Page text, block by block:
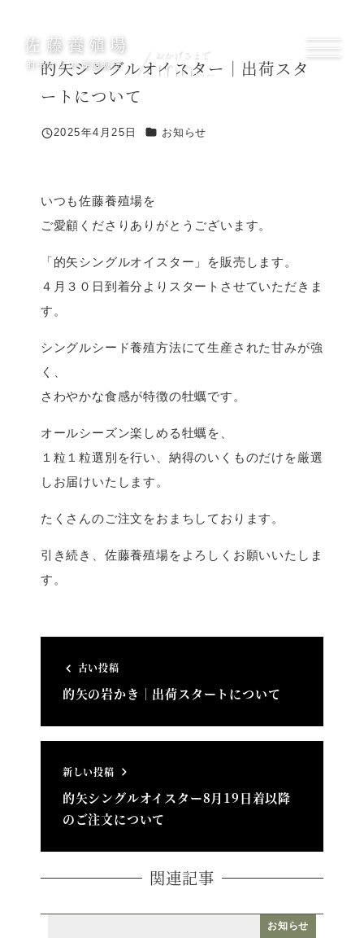
佐藤養殖場
的矢かきの養殖販売
的矢シングルオイスター｜出荷スタ
ートについて
2025年4月25日 カテゴリー
お知らせ
いつも佐藤養殖場を
ご愛顧くださりありがとうございます。
「的矢シングルオイスター」を販売します。
４月３０日到着分よりスタートさせていただきま
す。
シングルシード養殖方法にて生産された甘みが強
く、
さわやかな食感が特徴の牡蠣です。
オールシーズン楽しめる牡蠣を、
１粒１粒選別を行い、納得のいくものだけを厳選
しお届けいたします。
たくさんのご注文をおまちしております。
引き続き、佐藤養殖場をよろしくお願いいたしま
す。
古い投稿
的矢の岩かき｜出荷スタートについて
新しい投稿
的矢シングルオイスター8月19日着以降
のご注文について
関連記事
お知らせ